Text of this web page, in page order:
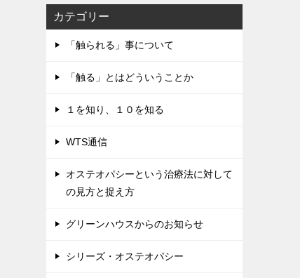
カテゴリー
「触られる」事について
「触る」とはどういうことか
１を知り、１０を知る
WTS通信
オステオパシーという治療法に対して
の見方と捉え方
グリーンハウスからのお知らせ
シリーズ・オステオパシー